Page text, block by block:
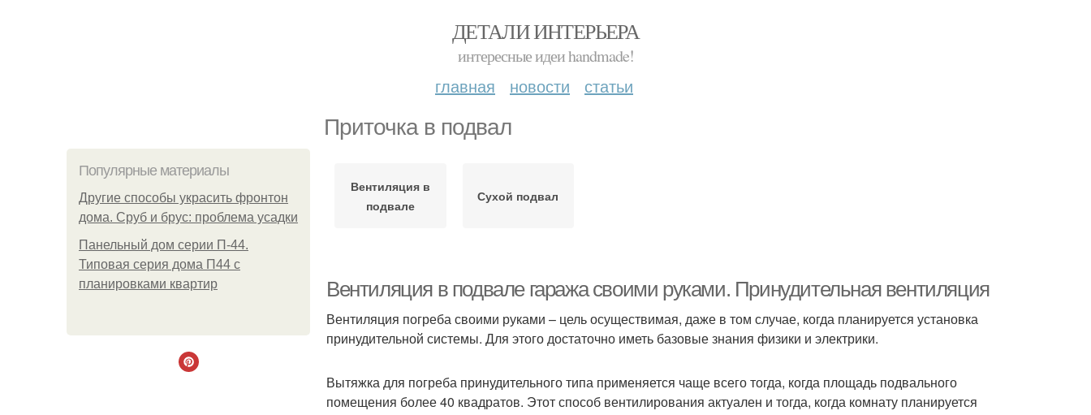
ДЕТАЛИ ИНТЕРЬЕРА
интересные идеи handmade!
главная новости статьи
Приточка в подвал
Популярные материалы
Другие способы украсить фронтон
дома. Сруб и брус: проблема усадки
Панельный дом серии П-44.
Типовая серия дома П44 с
планировками квартир
Вентиляция в
подвале
Сухой подвал
Вентиляция в подвале гаража своими руками. Принудительная вентиляция
Вентиляция погреба своими руками – цель осуществимая, даже в том случае, когда планируется установка
принудительной системы. Для этого достаточно иметь базовые знания физики и электрики.
Вытяжка для погреба принудительного типа применяется чаще всего тогда, когда площадь подвального
помещения более 40 квадратов. Этот способ вентилирования актуален и тогда, когда комнату планируется